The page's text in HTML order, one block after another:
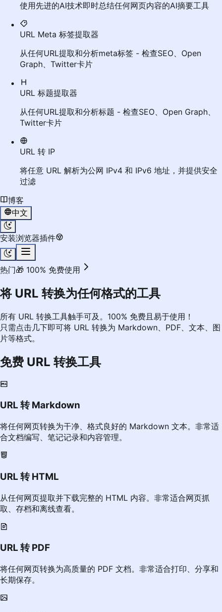
使用先进的AI技术即时总结任何网页内容的AI摘要工具
URL Meta 标签提取器
从任何URL提取和分析meta标签 - 检查SEO、Open
Graph、Twitter卡片
URL 标题提取器
从任何URL提取和分析标题 - 检查SEO、Open Graph、
Twitter卡片
URL 转 IP
将任意 URL 解析为公网 IPv4 和 IPv6 地址，并提供安全
过滤
博客
中文
安装浏览器插件
热门🎁 100% 免费使用
将 URL 转换为任何格式的工具
所有 URL 转换工具触手可及。100% 免费且易于使用！
只需点击几下即可将 URL 转换为 Markdown、PDF、文本、图
片等格式。
免费 URL 转换工具
URL 转 Markdown
将任何网页转换为干净、格式良好的 Markdown 文本。非常适
合文档编写、笔记记录和内容管理。
URL 转 HTML
从任何网页提取并下载完整的 HTML 内容。非常适合网页抓
取、存档和离线查看。
URL 转 PDF
将任何网页转换为高质量的 PDF 文档。非常适合打印、分享和
长期保存。